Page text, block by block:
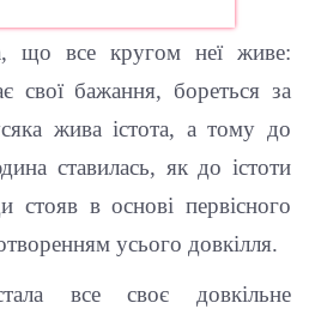
що все кругом неї живе:
свої бажання, бореться за
жива істота, а тому до
ставилась, як до істоти
стояв в основі первісного
усього довкілля.
все своє довкільне